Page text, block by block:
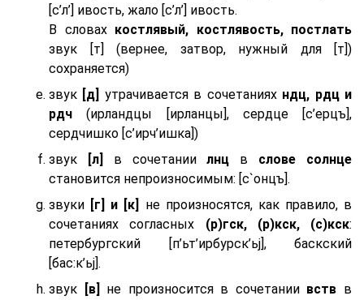
[с’л’] ивость, жало [с’л’] ивость.
В словахкостлявый, костлявость, постлать
звук [т] (вернее, затвор, нужный для [т])
сохраняется)
звук
[д] утрачивается в сочетаниях ндц, рдц и
рдч (ирландцы [ирланцы], сердце [с’ерцъ],
сердчишко [с’ирч’ишка])
звук
[л] в сочетаниилнц в слове солнце
становится непроизносимым: [с`онцъ].
звуки
[г] и [к]
не произносятся, как правило, в
сочетаниях согласных (р)гск, (р)кск, (с)кск:
петербургский [п’ьт’ирбурск’ьj], баскский
[бас:к’ьj].
звук
[в] не произносится в сочетании вств в